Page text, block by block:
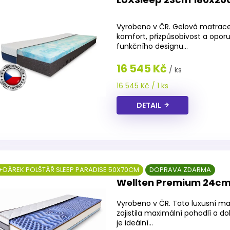
hodnocení
produktu
je
5,0
z
5
hvězdiček.
Vyrobeno v ČR. Gelová
komfort, přizpůsobivost a
funkčního designu...
16 545 Kč / ks
Měrná
cena:
16 545 Kč / 1 ks
DETAIL
Wellten Premium
POLŠTÁŘ SLEEP PARADISE 50X70CM DOPRAVA ZDARMA
Vyrobeno v ČR. Tato luxusní
zajistila maximální pohodlí a
je ideální...